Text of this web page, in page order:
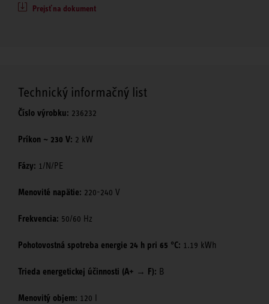
Prejsť na dokument
Technický informačný list
Číslo výrobku: 236232
Príkon ~ 230 V: 2 kW
Fázy: 1/N/PE
Menovité napätie: 220-240 V
Frekvencia: 50/60 Hz
Pohotovostná spotreba energie 24 h pri 65 °C: 1.19 kWh
Trieda energetickej účinnosti (A+ → F): B
Menovitý objem: 120 l